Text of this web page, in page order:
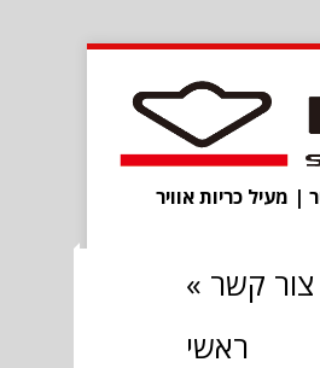
מעיל כריות אוויר
צור קשר »
ראשי